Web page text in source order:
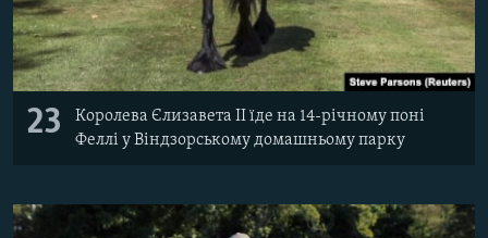
23
Королева Єлизавета II їде на 14-річному поні
Феллі у Віндзорському домашньому парку